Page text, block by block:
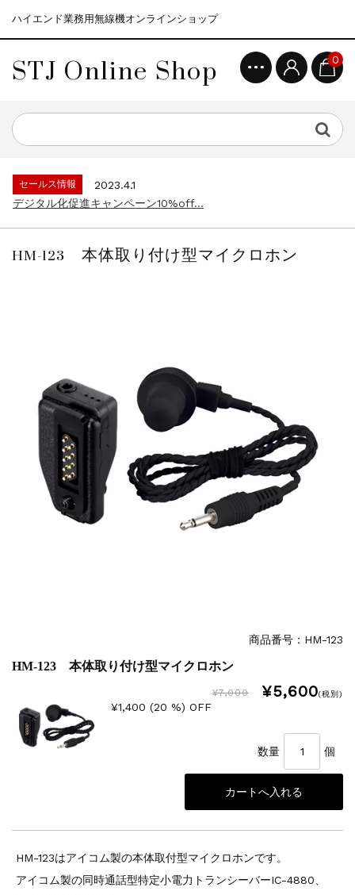
ハイエンド業務用無線機オンラインショップ
STJ Online Shop 0
モトローラ無線機本体キャンペーン15%o...
セールス情報
2023.4.10
セールス情報
2023.4.1
デジタル化促進キャンペーン10%off...
セールス情報
2023.4.10
HM-123 本体取り付け型マイクロホン
商品番号：HM-123
HM-123 本体取り付け型マイクロホン
¥7,000 ¥5,600(税別)
¥1,400 (20 %) OFF
数量 個
HM-123はアイコム製の本体取付型マイクロホンです。
アイコム製の同時通話型特定小電力トランシーバーIC-4880、